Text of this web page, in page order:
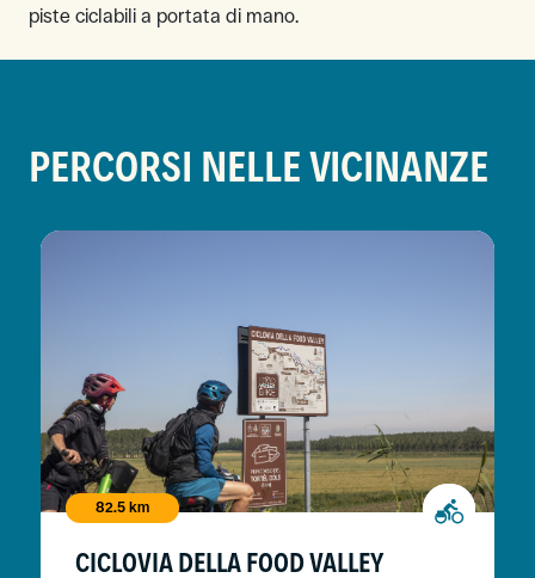
piste ciclabili a portata di mano.
PERCORSI NELLE VICINANZE
82.5 km
CICLOVIA DELLA FOOD VALLEY